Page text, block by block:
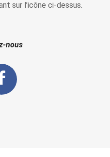
sur l’icône ci-dessus.
nous